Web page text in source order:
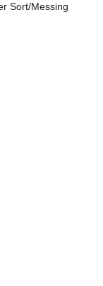
Sort/Messing